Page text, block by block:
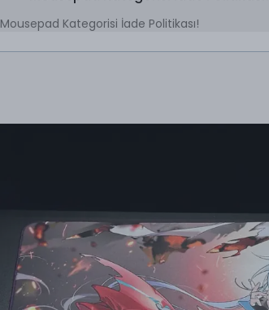
Mousepad Kategorisi İade Politikası!